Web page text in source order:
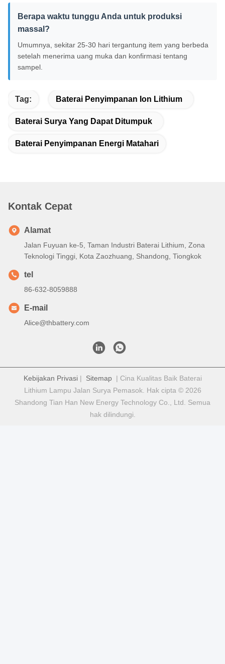
Berapa waktu tunggu Anda untuk produksi
massal?
Umumnya, sekitar 25-30 hari tergantung item yang berbeda
setelah menerima uang muka dan konfirmasi tentang
sampel.
Tag: Baterai Penyimpanan Ion Lithium
Baterai Surya Yang Dapat Ditumpuk
Baterai Penyimpanan Energi Matahari
Kontak Cepat
Alamat
Jalan Fuyuan ke-5, Taman Industri Baterai Lithium, Zona
Teknologi Tinggi, Kota Zaozhuang, Shandong, Tiongkok
tel
86-632-8059888
E-mail
Alice@thbattery.com
Kebijakan Privasi| Sitemap| Cina Kualitas Baik Baterai
Lithium Lampu Jalan Surya Pemasok. Hak cipta © 2026
Shandong Tian Han New Energy Technology Co., Ltd. Semua
hak dilindungi.